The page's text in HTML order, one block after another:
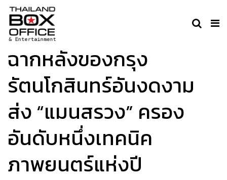
HILIGHT
ฉากหลังของกรุง
รัตนโกสินทร์อันงดงาม
ส่ง “แมนสรวง” ครอง
อันดับหนึ่งเทคนิค
ภาพยนตร์แห่งปี